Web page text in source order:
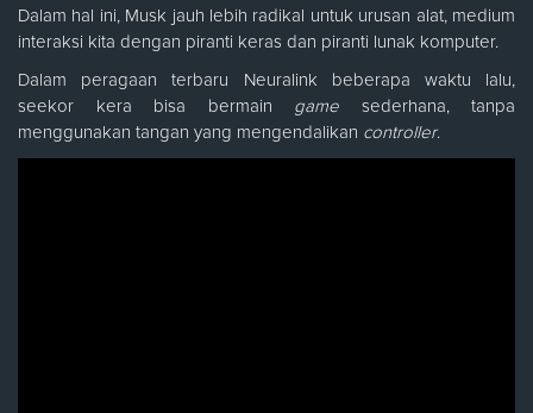
Dalam hal ini, Musk jauh lebih radikal untuk urusan alat, medium
interaksi kita dengan piranti keras dan piranti lunak komputer.
Dalam peragaan terbaru Neuralink beberapa waktu lalu,
seekor kera bisa bermain game sederhana, tanpa
menggunakan tangan yang mengendalikan controller.